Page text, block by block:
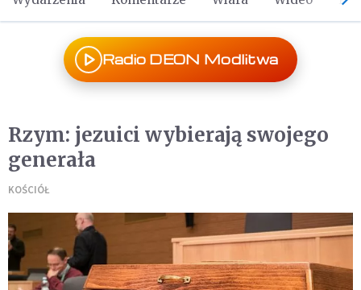
Radio DEON Modlitwa
Rzym: jezuici wybierają swojego
generała
KOŚCIÓŁ